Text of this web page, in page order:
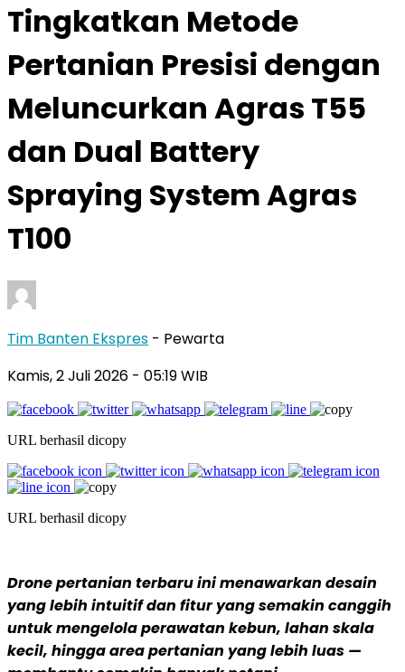
Tingkatkan Metode
Pertanian Presisi dengan
Meluncurkan Agras T55
dan Dual Battery
Spraying System Agras
T100
Tim Banten Ekspres - Pewarta
Kamis, 2 Juli 2026 - 05:19 WIB
URL berhasil dicopy
URL berhasil dicopy
Drone pertanian terbaru ini menawarkan desain
yang lebih intuitif dan fitur yang semakin canggih
untuk mengelola perawatan kebun, lahan skala
kecil, hingga area pertanian yang lebih luas —